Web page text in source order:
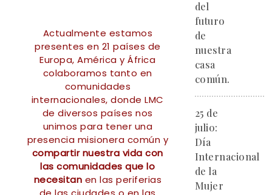
Actualmente estamos
presentes en 21 países de
Europa, América y África
colaboramos tanto en
comunidades
internacionales, donde LMC
de diversos países nos
unimos para tener una
presencia misionera común y
compartir nuestra vida con
las comunidades que lo
necesitan en las periferias
del
futuro
de
nuestra
casa
común.
25 de
julio:
Día
Internacional
de la
Mujer